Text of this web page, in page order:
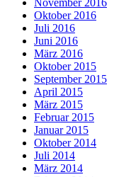
November 2016
Oktober 2016
Juli 2016
Juni 2016
März 2016
Oktober 2015
September 2015
April 2015
März 2015
Februar 2015
Januar 2015
Oktober 2014
Juli 2014
März 2014